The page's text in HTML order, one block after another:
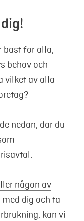
bäst för alla,
behov och
vilket av alla
nedan, där du
någon av
dig och ta
kan vi